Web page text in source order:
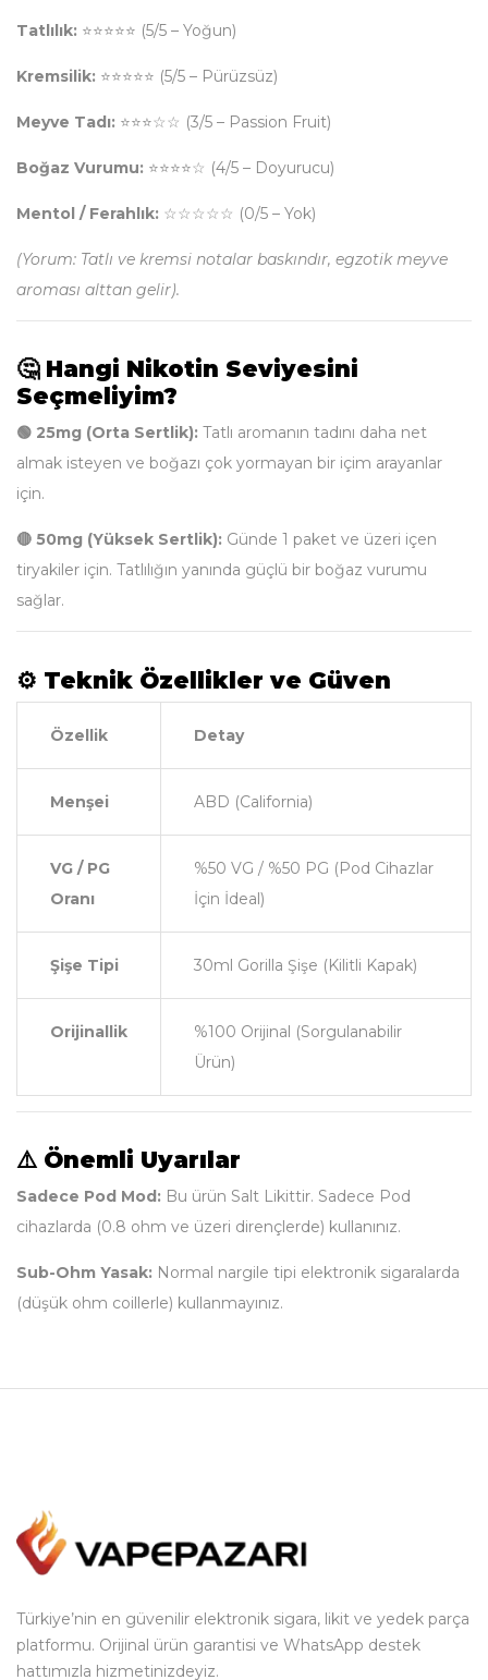
Tatlılık: ⭐⭐⭐⭐⭐ (5/5 – Yoğun)
Kremsilik: ⭐⭐⭐⭐⭐ (5/5 – Pürüzsüz)
Meyve Tadı: ⭐⭐⭐☆☆ (3/5 – Passion Fruit)
Boğaz Vurumu: ⭐⭐⭐⭐☆ (4/5 – Doyurucu)
Mentol / Ferahlık: ☆☆☆☆☆ (0/5 – Yok)
(Yorum: Tatlı ve kremsi notalar baskındır, egzotik meyve
aroması alttan gelir).
🤔 Hangi Nikotin Seviyesini
Seçmeliyim?
🟢 25mg (Orta Sertlik): Tatlı aromanın tadını daha net
almak isteyen ve boğazı çok yormayan bir içim arayanlar
için.
🔴 50mg (Yüksek Sertlik): Günde 1 paket ve üzeri içen
tiryakiler için. Tatlılığın yanında güçlü bir boğaz vurumu
sağlar.
⚙️ Teknik Özellikler ve Güven
Özellik Detay
Menşei ABD (California)
VG / PG
Oranı
%50 VG / %50 PG (Pod Cihazlar
İçin İdeal)
Şişe Tipi 30ml Gorilla Şişe (Kilitli Kapak)
Orijinallik
%100 Orijinal (Sorgulanabilir
Ürün)
⚠️ Önemli Uyarılar
Sadece Pod Mod: Bu ürün Salt Likittir. Sadece Pod
cihazlarda (0.8 ohm ve üzeri dirençlerde) kullanınız.
Sub-Ohm Yasak: Normal nargile tipi elektronik sigaralarda
(düşük ohm coillerle) kullanmayınız.
Türkiye’nin en güvenilir elektronik sigara, likit ve yedek parça
platformu. Orijinal ürün garantisi ve WhatsApp destek
hattımızla hizmetinizdeyiz.